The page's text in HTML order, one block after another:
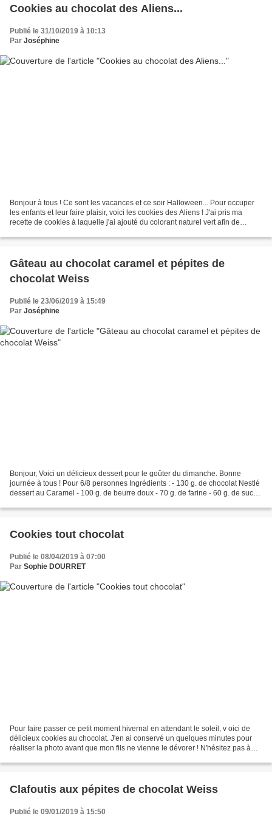
Cookies au chocolat des Aliens...
Publié le 31/10/2019 à 10:13
Par Joséphine
Bonjour à tous ! Ce sont les vacances et ce soir Halloween... Pour occuper
les enfants et leur faire plaisir, voici les cookies des Aliens ! J'ai pris ma
recette de cookies à laquelle j'ai ajouté du colorant naturel vert afin de
Gâteau au chocolat caramel et pépites de
chocolat Weiss
Publié le 23/06/2019 à 15:49
Par Joséphine
Bonjour, Voici un délicieux dessert pour le goûter du dimanche. Bonne
journée à tous ! Pour 6/8 personnes Ingrédients : - 130 g. de chocolat Nestlé
dessert au Caramel - 100 g. de beurre doux - 70 g. de farine - 60 g. de sucre
Cookies tout chocolat
Publié le 08/04/2019 à 07:00
Par Sophie DOURRET
Pour faire passer ce petit moment hivernal en attendant le soleil, v oici de
délicieux cookies au chocolat. J'en ai conservé un quelques minutes pour
réaliser la photo avant que mon fils ne vienne le dévorer ! N'hésitez pas à
Clafoutis aux pépites de chocolat Weiss
Publié le 09/01/2019 à 15:50